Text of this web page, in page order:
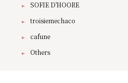
SOFIE D'HOORE
troisiemechaco
cafune
Others